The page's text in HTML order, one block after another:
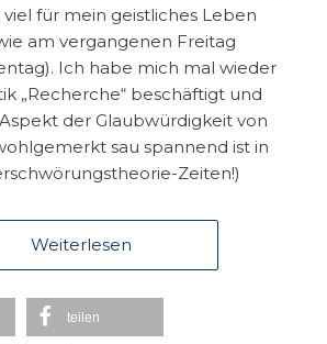
für mein geistliches Leben
am vergangenen Freitag
Ich habe mich mal wieder
„Recherche“ beschäftigt und
der Glaubwürdigkeit von
sau spannend ist in
Zeiten!)
Weiterlesen
teilen